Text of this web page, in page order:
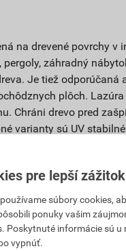
na drevené povrchy v
záhradný
Je tiež odporúčaná
plôch.
Chráni drevo pred
varianty sú UV
hygienu – jedálne,
bezpečne. Pred
pre lepší
súbory cookies,
ponuky vašim
Poskytnuté informácie sú
vypnúť.